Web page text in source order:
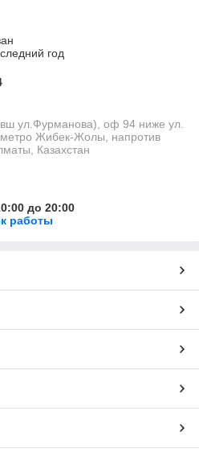
год
ул.Фурманова), оф 94 ниже ул.
Жибек-Жолы, напротив
Казахстан
до 20:00
работы